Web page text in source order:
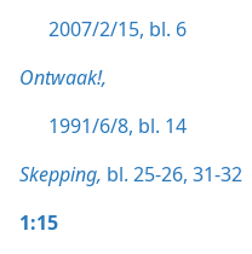
2007/2/15, bl. 6
Ontwaak!,
1991/6/8, bl. 14
Skepping, bl. 25-26, 31-32
1:15